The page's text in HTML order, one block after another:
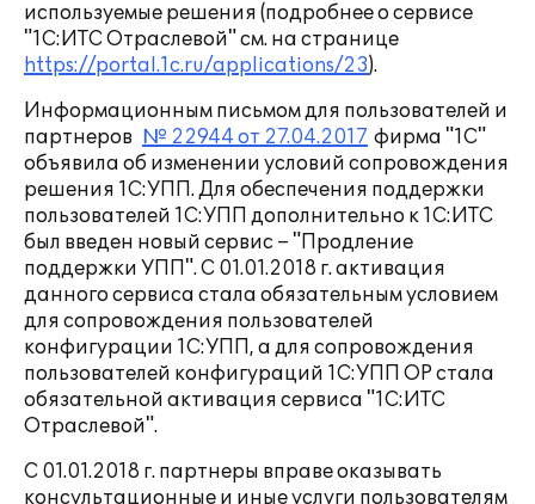
используемые решения (подробнее о сервисе
"1С:ИТС Отраслевой" см. на странице
https://portal.1c.ru/applications/23).
Информационным письмом для пользователей и
партнеров № 22944 от 27.04.2017 фирма "1С"
объявила об изменении условий сопровождения
решения 1С:УПП. Для обеспечения поддержки
пользователей 1С:УПП дополнительно к 1С:ИТС
был введен новый сервис – "Продление
поддержки УПП". С 01.01.2018 г. активация
данного сервиса стала обязательным условием
для сопровождения пользователей
конфигурации 1С:УПП, а для сопровождения
пользователей конфигураций 1С:УПП ОР стала
обязательной активация сервиса "1С:ИТС
Отраслевой".
С 01.01.2018 г. партнеры вправе оказывать
консультационные и иные услуги пользователям